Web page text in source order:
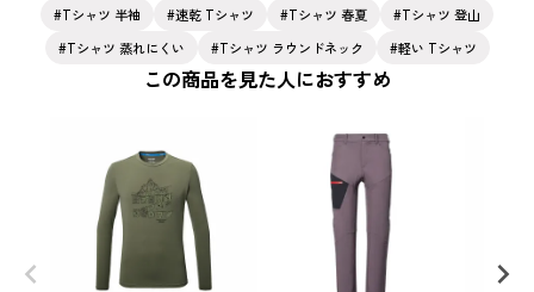
Tシャツ 半袖
速乾 Tシャツ Tシャツ 春夏
Tシャツ 登山
Tシャツ 蒸れにくい
Tシャツ ラウンドネック 軽い Tシャツ
この商品を見た人におすすめ